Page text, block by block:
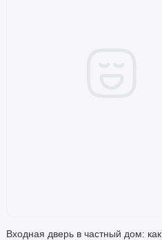
Входная дверь в частный дом: как